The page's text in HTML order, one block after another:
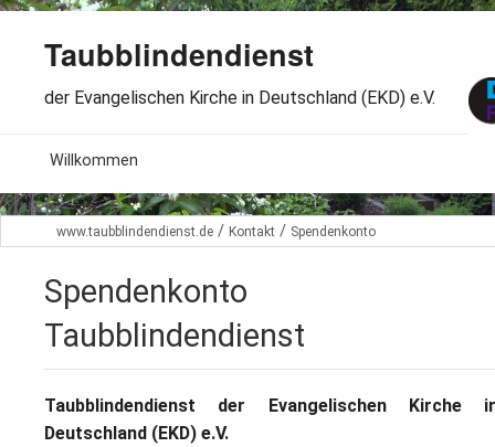
Taubblindendienst
der Evangelischen Kirche in Deutschland (EKD) e.V.
Willkommen
Aktuelles
Arbeitsbereiche
Dabeisein
www.taubblindendienst.de / Kontakt / Spendenkonto
Spendenkonto
Taubblindendienst
Taubblindendienst der Evangelischen Kirche
Deutschland (EKD) e.V.